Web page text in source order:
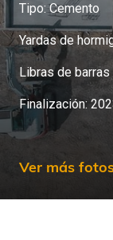
Tipo: Cemento
Yardas de
Libras de
Finalización:
Ver más